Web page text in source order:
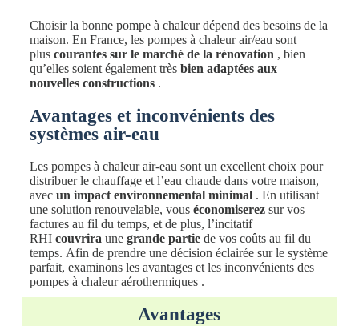
Choisir la bonne pompe à chaleur dépend des besoins de la
maison. En France, les pompes à chaleur air/eau sont
plus courantes sur le marché de la rénovation , bien
qu’elles soient également très bien adaptées aux
nouvelles constructions.
Avantages et inconvénients des
systèmes air-eau
Les pompes à chaleur air-eau sont un excellent choix pour
distribuer le chauffage et l’eau chaude dans votre maison,
avec un impact environnemental minimal. En utilisant
une solution renouvelable, vous économiserezsur vos
factures au fil du temps, et de plus, l’incitatif
RHI couvrira une grande partiede vos coûts au fil du
temps. Afin de prendre une décision éclairée sur le système
parfait, examinons les avantages et les inconvénients des
pompes à chaleur aérothermiques.
Avantages